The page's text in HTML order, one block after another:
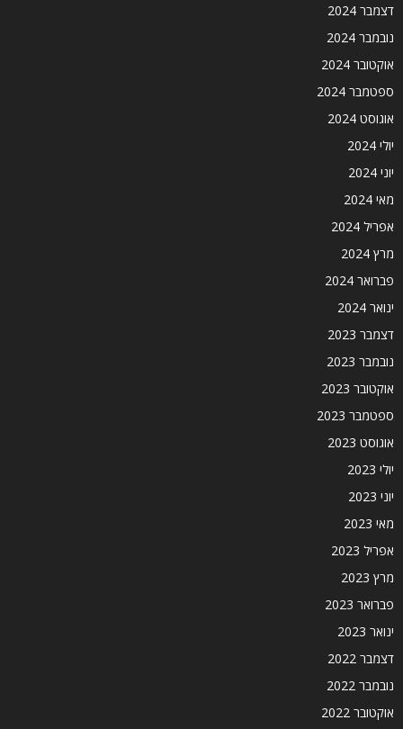
דצמבר 2024
נובמבר 2024
אוקטובר 2024
ספטמבר 2024
אוגוסט 2024
יולי 2024
יוני 2024
מאי 2024
אפריל 2024
מרץ 2024
פברואר 2024
ינואר 2024
דצמבר 2023
נובמבר 2023
אוקטובר 2023
ספטמבר 2023
אוגוסט 2023
יולי 2023
יוני 2023
מאי 2023
אפריל 2023
מרץ 2023
פברואר 2023
ינואר 2023
דצמבר 2022
נובמבר 2022
אוקטובר 2022